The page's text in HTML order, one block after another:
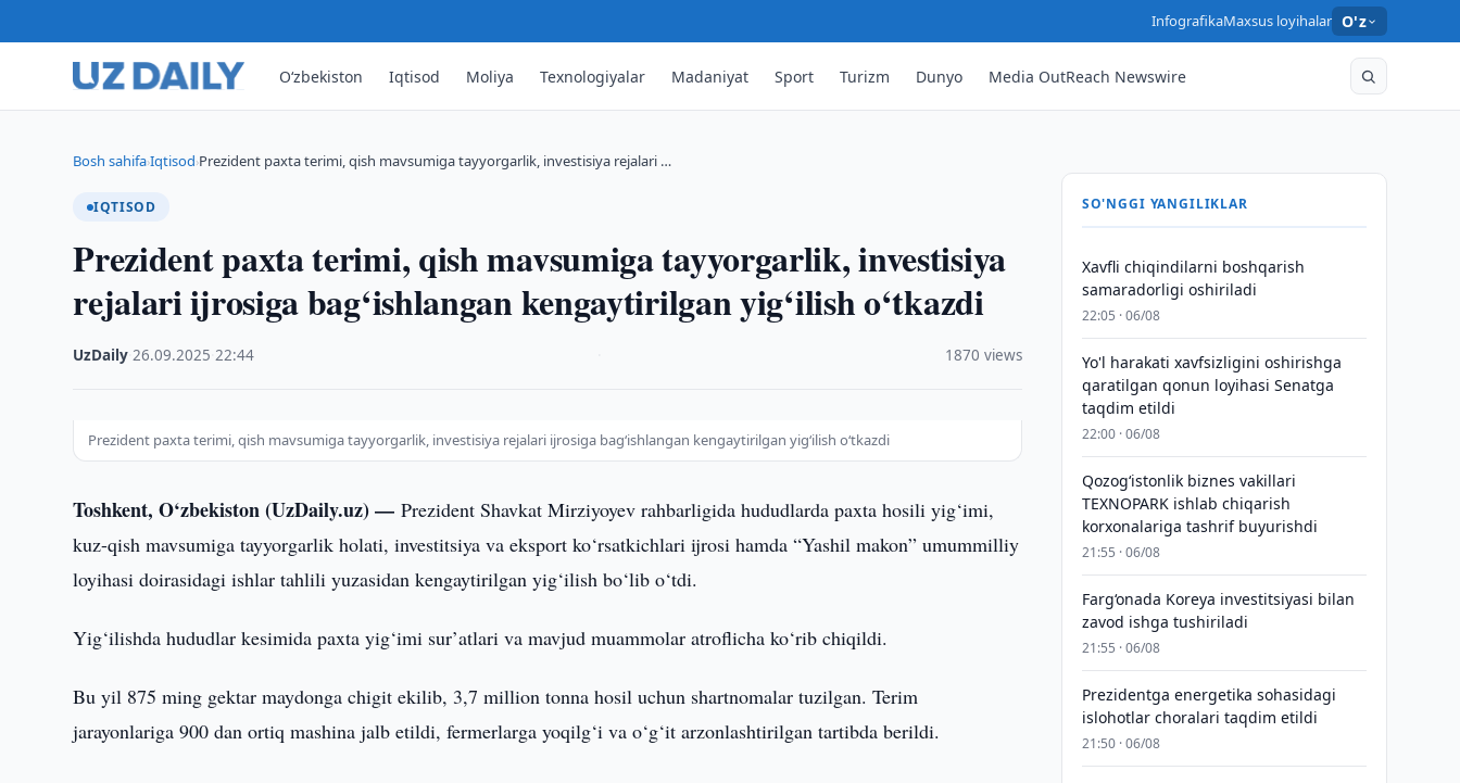
InfografikaMaxsus loyihalar O'z
O‘zbekiston Iqtisod Moliya Texnologiyalar Madaniyat Sport Turizm Dunyo Media OutReach Newswire
Bosh sahifa›Iqtisod›Prezident paxta terimi, qish mavsumiga tayyorgarlik, investisiya rejalari …
IQTISOD
Prezident paxta terimi, qish mavsumiga tayyorgarlik, investisiya
rejalari ijrosiga bag‘ishlangan kengaytirilgan yig‘ilish o‘tkazdi
UzDaily ·26.09.2025 ·22:44 1870 views
Prezident paxta terimi, qish mavsumiga tayyorgarlik, investisiya rejalari ijrosiga bag‘ishlangan kengaytirilgan yig‘ilish o‘tkazdi
Toshkent, O‘zbekiston (UzDaily.uz) —Prezident Shavkat Mirziyoyev rahbarligida hududlarda paxta hosili yig‘imi,
kuz-qish mavsumiga tayyorgarlik holati, investitsiya va eksport ko‘rsatkichlari ijrosi hamda “Yashil makon” umummilliy
loyihasi doirasidagi ishlar tahlili yuzasidan kengaytirilgan yig‘ilish bo‘lib o‘tdi.
Yig‘ilishda hududlar kesimida paxta yig‘imi sur’atlari va mavjud muammolar atroflicha ko‘rib chiqildi.
Bu yil 875 ming gektar maydonga chigit ekilib, 3,7 million tonna hosil uchun shartnomalar tuzilgan. Terim
jarayonlariga 900 dan ortiq mashina jalb etildi, fermerlarga yoqilg‘i va o‘g‘it arzonlashtirilgan tartibda berildi.
SO'NGGI YANGILIKLAR
Xavfli chiqindilarni boshqarish
samaradorligi oshiriladi
22:05 · 06/08
Yo'l harakati xavfsizligini oshirishga
qaratilgan qonun loyihasi Senatga
taqdim etildi
22:00 · 06/08
Qozogʻistonlik biznes vakillari
TEXNOPARK ishlab chiqarish
korxonalariga tashrif buyurishdi
21:55 · 06/08
Farg‘onada Koreya investitsiyasi bilan
zavod ishga tushiriladi
21:55 · 06/08
Prezidentga energetika sohasidagi
islohotlar choralari taqdim etildi
21:50 · 06/08